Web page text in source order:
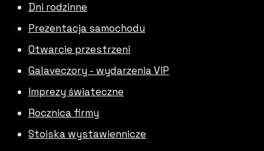
Dni rodzinne
Prezentacja samochodu
Otwarcie przestrzeni
Galaveczory - wydarzenia VIP
Imprezy świąteczne
Rocznica firmy
Stoiska wystawiennicze